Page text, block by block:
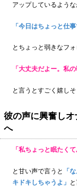
アップしているような
「今日はちょっと仕
とちょっと弱きなフ
「大丈夫だよー。私
と言うとすごく嬉しそ
彼の声に興奮し
へ
「私ちょっと眠たく
と甘い声で言うと
「
キドキしちゃうよ」